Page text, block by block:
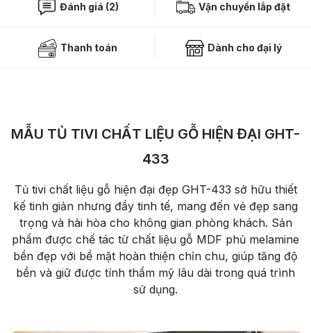
Đánh giá (2) Vận chuyển lắp đặt
Thanh toán Dành cho đại lý
MẪU TỦ TIVI CHẤT LIỆU GỖ HIỆN ĐẠI GHT-
433
Tủ tivi chất liệu gỗ hiện đại đẹp GHT-433 sở hữu thiết
kế tinh giản nhưng đầy tinh tế, mang đến vẻ đẹp sang
trọng và hài hòa cho không gian phòng khách. Sản
phẩm được chế tác từ chất liệu gỗ MDF phủ melamine
bền đẹp với bề mặt hoàn thiện chỉn chu, giúp tăng độ
bền và giữ được tính thẩm mỹ lâu dài trong quá trình
sử dụng.